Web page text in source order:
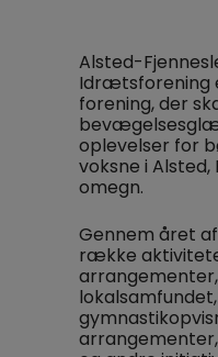
Alsted-
Idrætsforening
forening, der
oplevelser for
voksne i Alsted,
omegn.
Gennem året
række